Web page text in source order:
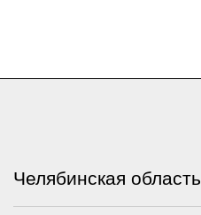
Челябинская область